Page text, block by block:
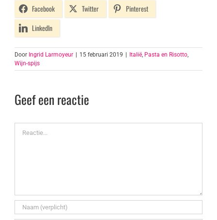
Facebook
Twitter
Pinterest
LinkedIn
Door Ingrid Larmoyeur 15 februari 2019 Italië, Pasta en Risotto,
Wijn-spijs
Geef een reactie